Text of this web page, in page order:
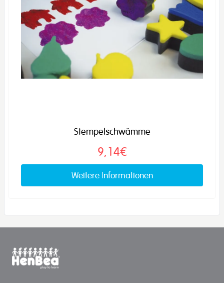
Stempelschwämme
9,14€
Weitere Informationen